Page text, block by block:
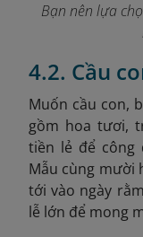
Bạn nên lựa
4.2. Cầu
Muốn cầu con,
gồm hoa tươi,
tiền lẻ để công
Mẫu cùng mười
tới vào ngày
lễ lớn để mong